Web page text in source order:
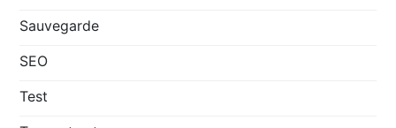
Sauvegarde
SEO
Test